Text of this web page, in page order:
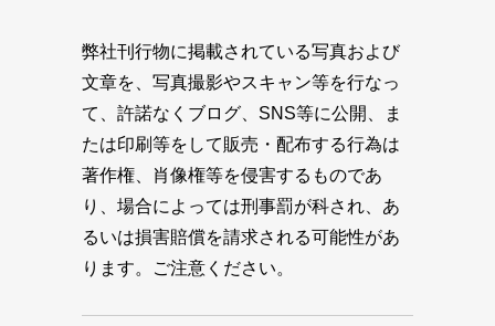
弊社刊行物に掲載されている写真および
文章を、写真撮影やスキャン等を行なっ
て、許諾なくブログ、SNS等に公開、ま
たは印刷等をして販売・配布する行為は
著作権、肖像権等を侵害するものであ
り、場合によっては刑事罰が科され、あ
るいは損害賠償を請求される可能性があ
ります。ご注意ください。